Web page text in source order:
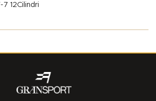
12Cilindri